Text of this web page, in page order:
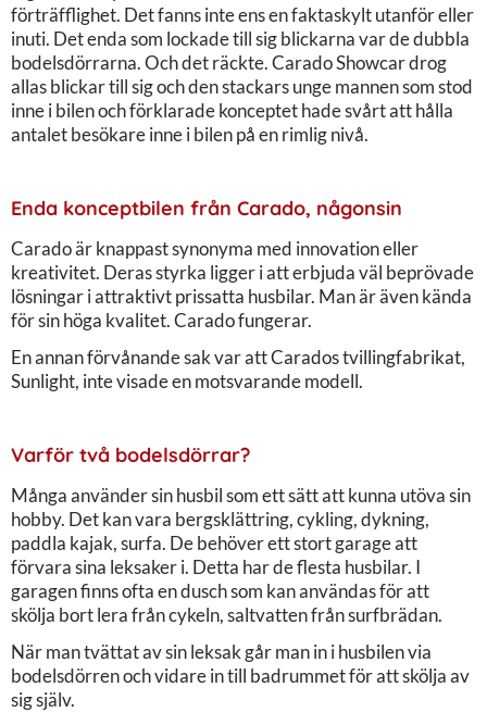
förträfflighet. Det fanns inte ens en faktaskylt utanför eller
inuti. Det enda som lockade till sig blickarna var de dubbla
bodelsdörrarna. Och det räckte. Carado Showcar drog
allas blickar till sig och den stackars unge mannen som stod
inne i bilen och förklarade konceptet hade svårt att hålla
antalet besökare inne i bilen på en rimlig nivå.
Enda konceptbilen från Carado, någonsin
Carado är knappast synonyma med innovation eller
kreativitet. Deras styrka ligger i att erbjuda väl beprövade
lösningar i attraktivt prissatta husbilar. Man är även kända
för sin höga kvalitet. Carado fungerar.
En annan förvånande sak var att Carados tvillingfabrikat,
Sunlight, inte visade en motsvarande modell.
Varför två bodelsdörrar?
Många använder sin husbil som ett sätt att kunna utöva sin
hobby. Det kan vara bergsklättring, cykling, dykning,
paddla kajak, surfa. De behöver ett stort garage att
förvara sina leksaker i. Detta har de flesta husbilar. I
garagen finns ofta en dusch som kan användas för att
skölja bort lera från cykeln, saltvatten från surfbrädan.
När man tvättat av sin leksak går man in i husbilen via
bodelsdörren och vidare in till badrummet för att skölja av
sig själv.